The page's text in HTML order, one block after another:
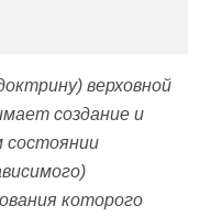
верховной
создание и
состоянии
которого